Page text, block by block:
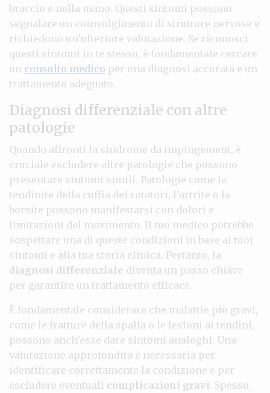
braccio e nella mano. Questi sintomi possono
segnalare un coinvolgimento di strutture nervose e
richiedono un’ulteriore valutazione. Se riconosci
questi sintomi in te stesso, è fondamentale cercare
un consulto medico per una diagnosi accurata e un
trattamento adeguato.
Diagnosi differenziale con altre
patologie
Quando affronti la sindrome da impingement, è
cruciale escludere altre patologie che possono
presentare sintomi simili. Patologie come la
tendinite della cuffia dei rotatori, l’artrite o la
borsite possono manifestarsi con dolori e
limitazioni del movimento. Il tuo medico potrebbe
sospettare una di queste condizioni in base ai tuoi
sintomi e alla tua storia clinica. Pertanto, la
diagnosi differenziale diventa un passo chiave
per garantire un trattamento efficace.
È fondamentale considerare che malattie più gravi,
come le fratture della spalla o le lesioni ai tendini,
possono anch’esse dare sintomi analoghi. Una
valutazione approfondita è necessaria per
identificare correttamente la condizione e per
escludere eventuali complicazioni gravi. Spesso,